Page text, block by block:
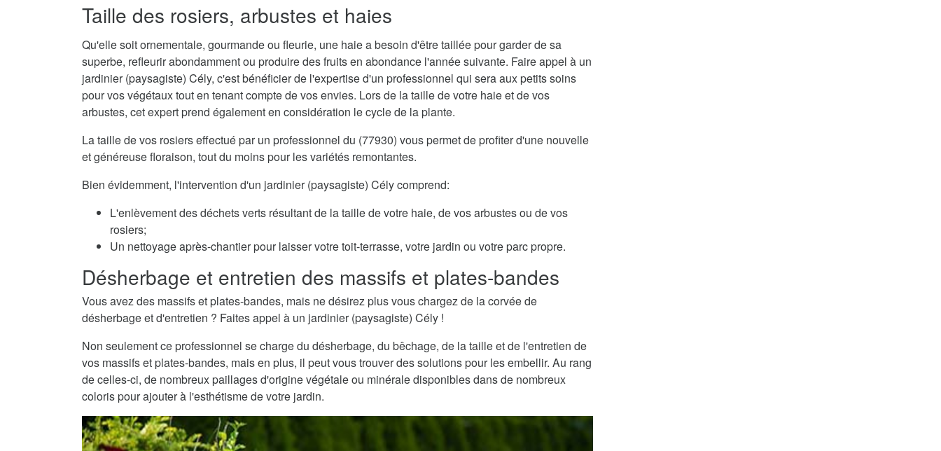
Taille des rosiers, arbustes et haies
Qu'elle soit ornementale, gourmande ou fleurie, une haie a besoin d'être taillée pour garder de sa
superbe, refleurir abondamment ou produire des fruits en abondance l'année suivante. Faire appel à un
jardinier (paysagiste) Cély, c'est bénéficier de l'expertise d'un professionnel qui sera aux petits soins
pour vos végétaux tout en tenant compte de vos envies. Lors de la taille de votre haie et de vos
arbustes, cet expert prend également en considération le cycle de la plante.
La taille de vos rosiers effectué par un professionnel du (77930) vous permet de profiter d'une nouvelle
et généreuse floraison, tout du moins pour les variétés remontantes.
Bien évidemment, l'intervention d'un jardinier (paysagiste) Cély comprend:
L'enlèvement des déchets verts résultant de la taille de votre haie, de vos arbustes ou de vos
rosiers;
Un nettoyage après-chantier pour laisser votre toit-terrasse, votre jardin ou votre parc propre.
Désherbage et entretien des massifs et plates-bandes
Vous avez des massifs et plates-bandes, mais ne désirez plus vous chargez de la corvée de
désherbage et d'entretien ? Faites appel à un jardinier (paysagiste) Cély !
Non seulement ce professionnel se charge du désherbage, du bêchage, de la taille et de l'entretien de
vos massifs et plates-bandes, mais en plus, il peut vous trouver des solutions pour les embellir. Au rang
de celles-ci, de nombreux paillages d'origine végétale ou minérale disponibles dans de nombreux
coloris pour ajouter à l'esthétisme de votre jardin.